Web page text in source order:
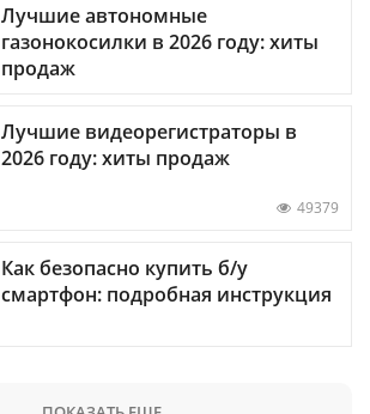
Лучшие автономные
газонокосилки в 2026 году: хиты
продаж
Лучшие видеорегистраторы в
2026 году: хиты продаж
49379
Как безопасно купить б/у
смартфон: подробная инструкция